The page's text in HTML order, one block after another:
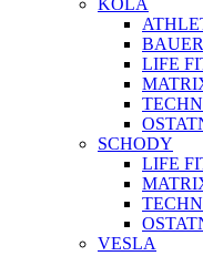
KOLA
LIFE
SCHODY
LIFE
VESLA